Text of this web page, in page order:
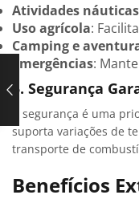
Atividades náuticas
Uso agrícola:
Camping e
Emergências:
5. Segurança
A segurança é uma
suporta variações de
transporte de
Benefícios